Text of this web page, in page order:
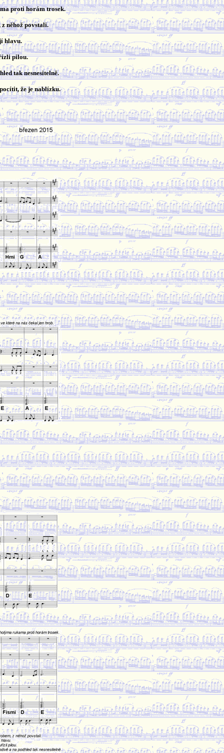
proti horám trosek.
něhož povstali.
hlavu.
pilou.
tak nesnesitelně.
že je nablízku.